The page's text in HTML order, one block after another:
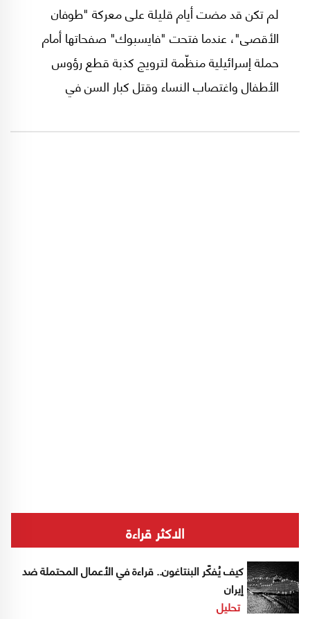
لم تكن قد مضت أيام قليلة على معركة "طوفان
الأقصى"، عندما فتحت "فايسبوك" صفحاتها أمام
حملة إسرائيلية منظّمة لترويج كذبة قطع رؤوس
الأطفال واغتصاب النساء وقتل كبار السن في
الاكثر قراءة
كيف يُفكّر البنتاغون.. قراءة في الأعمال المحتملة ضد
إيران
تحليل